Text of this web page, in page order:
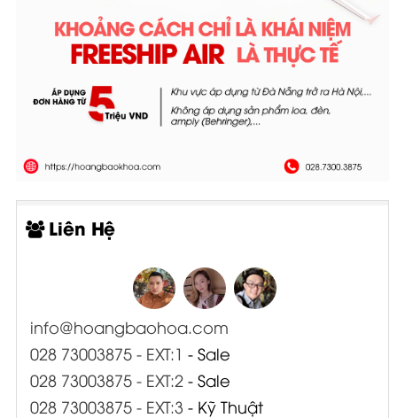
Liên Hệ
info@hoangbaohoa.com
028 73003875 - EXT:1 - Sale
028 73003875 - EXT:2- Sale
028 73003875 - EXT:3 - Kỹ Thuật